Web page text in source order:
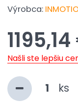
Výrobca:
Našli ste lepšiu
ks